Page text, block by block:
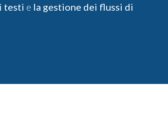
testi e la gestione dei flussi di